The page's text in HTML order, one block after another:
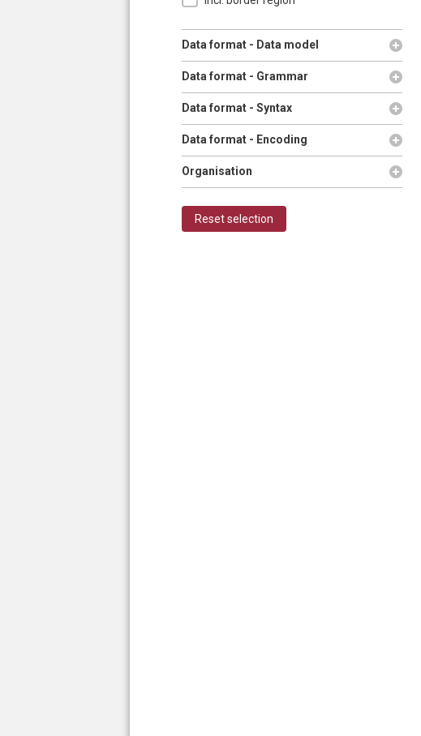
Show
Data format - Data model
Show
Data format - Grammar
Show
Data format - Syntax
Show
Data format - Encoding
Show
Organisation